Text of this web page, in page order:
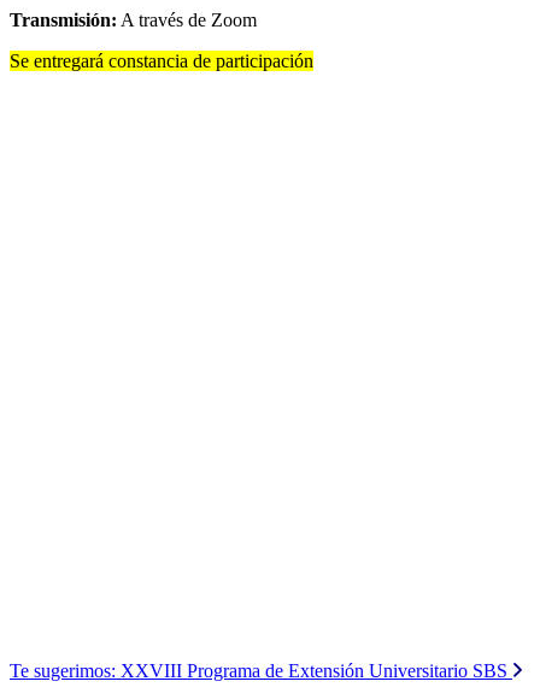
Transmisión: A través de Zoom
Se entregará constancia de participación
Te sugerimos: XXVIII Programa de Extensión Universitario SBS